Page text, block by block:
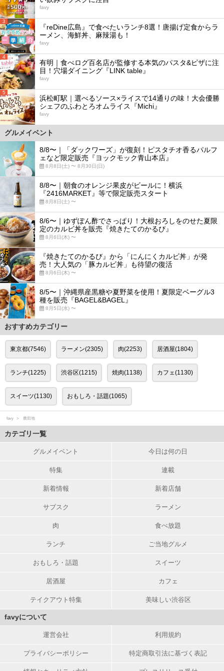
favy
3
『reDine広島』で食べたいランチ8選！唐揚げ定食からラ
ーメン、海鮮丼、麻辣湯も！
favy
4
有明｜食べログ百名店が監修する本気のパスタ&ピザに注
目！穴場ダイニング『LINK table』
favy
5
浜松町駅｜選べるソース×ライスで14通りの味！大会優勝
シェフのふわとろオムライス『Michi』
favy
グルメイベント
8/8〜｜「ダックワーズ」が復刻！ピスタチオ香るパルフ
ェなど限定販売『ヨックモック青山本店』
8月8日(土) 〜 8月30日(日)
8/8〜｜朝食のオレンジ果皮がビールに！横浜
『2416MARKET』等で限定販売スタート
8月8日(土) 〜
8/6〜｜ゆずぽん酢でさっぱり！大根おろしをのせた夏限
定のカルビ丼を販売『焼きたてのかるび』
8月6日(木) 〜
『焼きたてのかるび』から「にんにくカルビ丼」が発
売！大人気の「豚カルビ丼」も待望の復活
8月6日(木) 〜
8/5〜｜沖縄県産黒糖や夏野菜を使用！夏限定ベーグル3
種を販売『BAGEL&BAGEL』
8月5日(水) 〜
おすすめカテゴリー
東京都(7546) ラーメン(2305) 肉(2253) 居酒屋(1804)
ランチ(1225) 渋谷区(1215) 焼肉(1138) カフェ(1130)
スイーツ(1130) おもしろ・話題(1065)
favy 農田地
カテゴリ一覧
グルメイベント 今日は何の日
特集 連載
新着情報 新着店舗
サブスク ラーメン
肉 食べ放題
ランチ ご当地グルメ
おもしろ・話題 スイーツ
居酒屋 カフェ
テイクアウト特集 美味しい渋谷区
favyについて
運営会社 利用規約
プライバシーポリシー 特定商取引法に基づく表記